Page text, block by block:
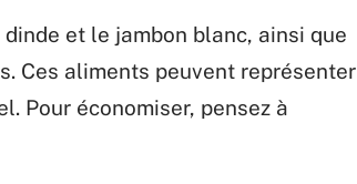
et le jambon blanc, ainsi que
Ces aliments peuvent représenter
Pour économiser, pensez à